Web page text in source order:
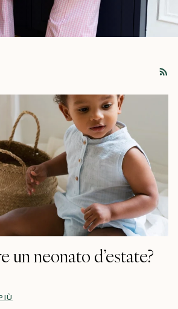
un neonato d’estate?